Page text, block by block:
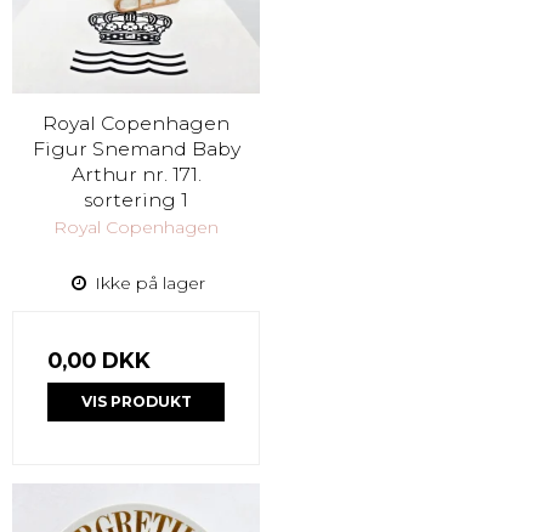
Royal Copenhagen
Figur Snemand Baby
Arthur nr. 171.
sortering 1
Royal Copenhagen
Ikke på lager
0,00 DKK
VIS PRODUKT